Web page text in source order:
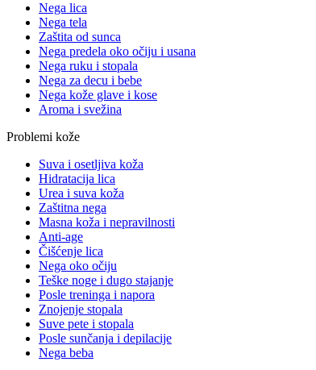
Nega lica
Nega tela
Zaštita od sunca
Nega predela oko očiju i usana
Nega ruku i stopala
Nega za decu i bebe
Nega kože glave i kose
Aroma i svežina
Problemi kože
Suva i osetljiva koža
Hidratacija lica
Urea i suva koža
Zaštitna nega
Masna koža i nepravilnosti
Anti-age
Čišćenje lica
Nega oko očiju
Teške noge i dugo stajanje
Posle treninga i napora
Znojenje stopala
Suve pete i stopala
Posle sunčanja i depilacije
Nega beba